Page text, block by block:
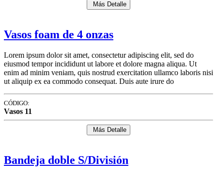
Más Detalle
Vasos foam de 4 onzas
Lorem ipsum dolor sit amet, consectetur adipiscing elit, sed do
eiusmod tempor incididunt ut labore et dolore magna aliqua. Ut
enim ad minim veniam, quis nostrud exercitation ullamco laboris nisi
ut aliquip ex ea commodo consequat. Duis aute irure do
CÓDIGO:
Vasos 11
Más Detalle
Bandeja doble S/División